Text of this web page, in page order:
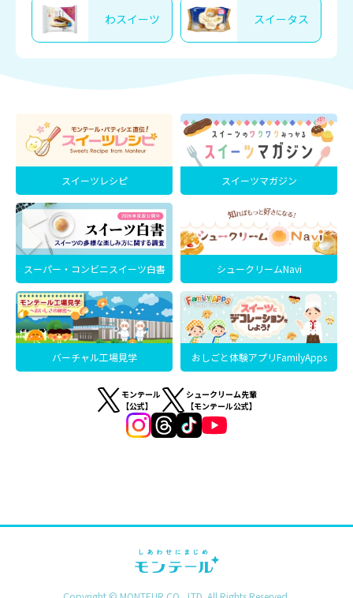
わスイーツ スイータス
スイーツレシピ スイーツマガジン
スーパー・コンビニスイーツ白書 シュークリームNavi
バーチャル工場見学 おしごと体験アプリFamilyApps
モンテール
【公式】
シュークリーム先輩
【モンテール公式】